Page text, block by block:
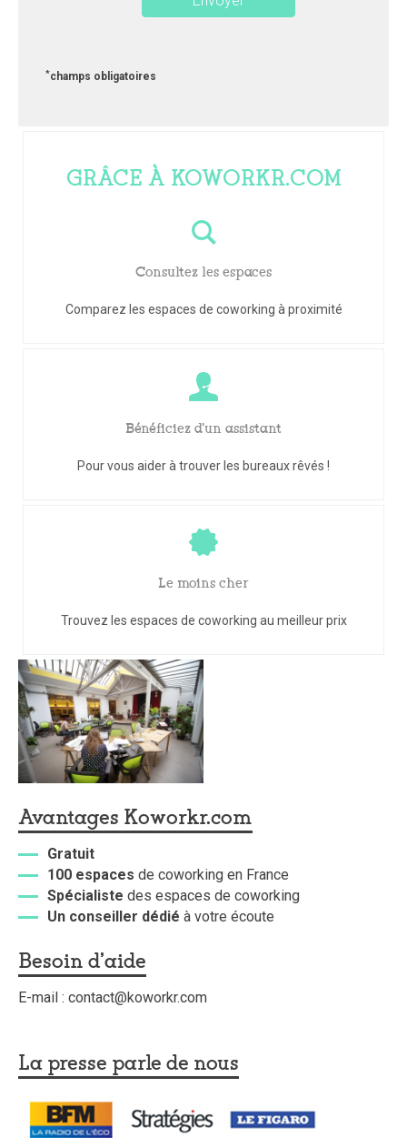
*champs obligatoires
GRÂCE À KOWORKR.COM
Consultez les espaces
Comparez les espaces de coworking à proximité
Bénéficiez d'un assistant
Pour vous aider à trouver les bureaux rêvés !
Le moins cher
Trouvez les espaces de coworking au meilleur prix
Avantages Koworkr.com
Gratuit
100 espaces de coworking en France
Spécialiste des espaces de coworking
Un conseiller dédié à votre écoute
Besoin d'aide
E-mail : contact@koworkr.com
La presse parle de nous